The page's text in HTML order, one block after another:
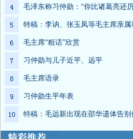
毛泽东称习仲勋：“你比诸葛亮还
特稿：李讷、张玉凤等毛主席亲
毛主席“粗话”欣赏
习仲勋与儿子近平、远平
毛主席语录
习仲勋生平年表
特稿：毛远新出现在邵华遗体告别